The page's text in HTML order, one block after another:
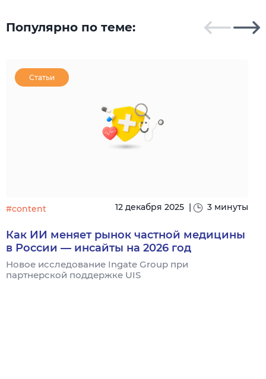
Популярно по теме:
Статьи
#content 12 декабря 2025 | 3 минуты
Как ИИ меняет рынок частной медицины
в России — инсайты на 2026 год
Новое исследование Ingate Group при
партнерской поддержке UIS